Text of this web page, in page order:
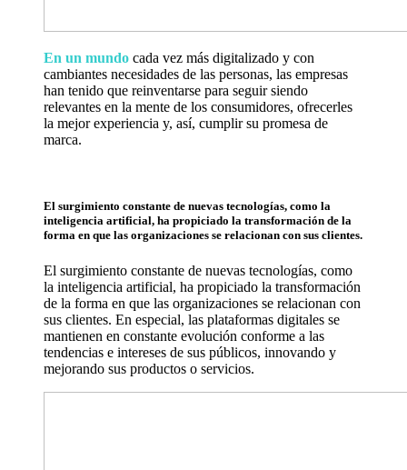
En un mundo cada vez más digitalizado y con
cambiantes necesidades de las personas, las empresas
han tenido que reinventarse para seguir siendo
relevantes en la mente de los consumidores, ofrecerles
la mejor experiencia y, así, cumplir su promesa de
marca.
El surgimiento constante de nuevas tecnologías, como la
inteligencia artificial, ha propiciado la transformación de la
forma en que las organizaciones se relacionan con sus clientes.
El surgimiento constante de nuevas tecnologías, como
la inteligencia artificial, ha propiciado la transformación
de la forma en que las organizaciones se relacionan con
sus clientes. En especial, las plataformas digitales se
mantienen en constante evolución conforme a las
tendencias e intereses de sus públicos, innovando y
mejorando sus productos o servicios.